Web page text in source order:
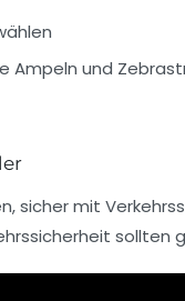
Ampeln und
sicher mit
sollten